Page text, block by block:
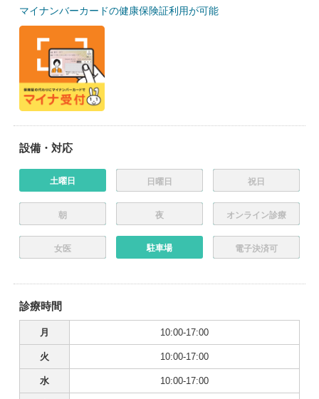
マイナンバーカードの健康保険証利用が可能
設備・対応
土曜日 日曜日 祝日
朝 夜 オンライン診療
女医 駐車場 電子決済可
診療時間
月 10:00-17:00
火 10:00-17:00
水 10:00-17:00